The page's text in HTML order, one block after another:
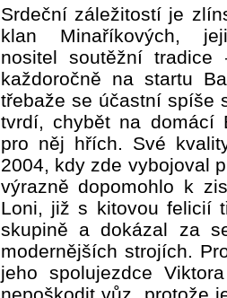
Srdeční záležitostí je
klan Minaříkových,
nositel soutěžní tradice
každoročně na startu
třebaže se účastní spíše
tvrdí, chybět na domácí
pro něj hřích. Své
2004, kdy zde vybojoval
výrazně dopomohlo k
Loni, již s kitovou felicií
skupině a dokázal za
modernějších strojích.
jeho spolujezdce